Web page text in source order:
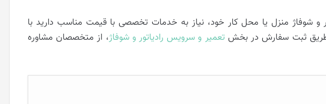
و شوفاژ منزل یا محل کار خود، نیاز به خدمات تخصصی با قیمت مناسب دارید با
طریق ثبت سفارش در بخش تعمیر و سرویس رادیاتور و شوفاژ، از متخصصان مشاوره